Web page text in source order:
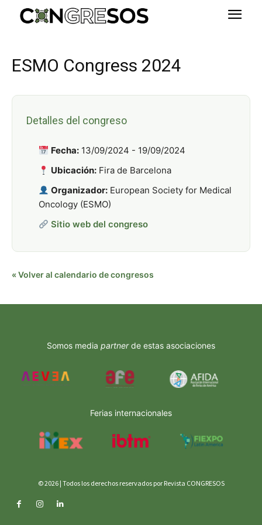
ESMO Congress 2024
Detalles del congreso
Fecha: 13/09/2024 - 19/09/2024
Ubicación: Fira de Barcelona
Organizador: European Society for Medical
Oncology (ESMO)
Sitio web del congreso
« Volver al calendario de congresos
Somos media partnerde estas asociaciones
Ferias internacionales
© 2026 | Todos los derechos reservados por Revista CONGRESOS